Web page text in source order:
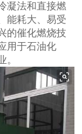
凝法和直接燃
能耗大、易受
的催化燃烧技
用于石油化
。